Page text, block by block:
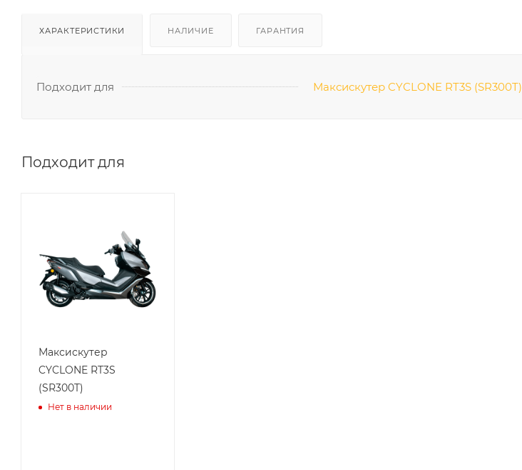
ХАРАКТЕРИСТИКИ НАЛИЧИЕ ГАРАНТИЯ
Подходит для Максискутер CYCLONE RT3S (SR300T)
Подходит для
Максискутер
CYCLONE RT3S
(SR300T)
Нет в наличии